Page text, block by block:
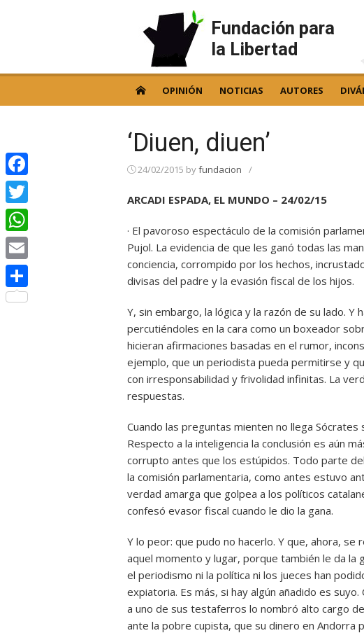
Fundación para
la Libertad
OPINIÓN NOTICIAS AUTORES
‘Diuen, diuen’
24/02/2015 byfundacion /
ARCADI ESPADA, EL MUNDO – 24/02/15
· El pavoroso espectáculo de la comisión
Pujol. La evidencia de que les ganó todas las
conciencia, corrompido por los hechos,
divisas del padre y la evasión fiscal de los hijos.
Y, sin embargo, la lógica y la razón de su lado. Y
percutiéndoles en la cara como un boxeador
hicieran afirmaciones basadas en el rumor,
ejemplo, que un periodista pueda permitirse y
con irresponsabilidad y frivolidad infinitas. La
respuestas.
Cuando las preguntas mienten no llega Sócrates
Respecto a la inteligencia la conclusión es aún
corrupto antes que los estúpidos. Todo parte
la comisión parlamentaria, como antes estuvo
verdad amarga que golpea a los políticos
confesó evasor fiscal cuando le dio la gana.
Y lo peor: que pudo no hacerlo. Y que, ahora,
aquel momento y lugar, porque también le da la
el periodismo ni la política ni los jueces han
expiatoria. Es más, si hay algún añadido es
a uno de sus testaferros lo nombró alto cargo
ante la pobre cupista, que su dinero en Andorra
Facebook
Twitter
WhatsApp
Email
Compartir